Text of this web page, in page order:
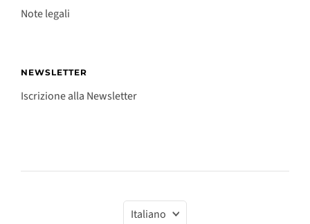
Note legali
NEWSLETTER
Iscrizione alla Newsletter
Lingua
Italiano